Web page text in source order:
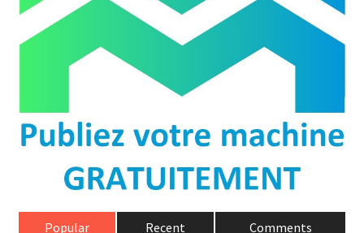
Popular Recent Comments